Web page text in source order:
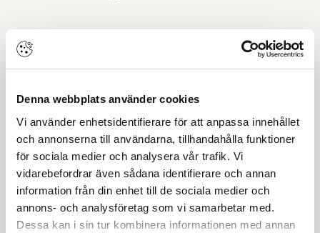
Denna webbplats använder cookies
Vi använder enhetsidentifierare för att anpassa innehållet
och annonserna till användarna, tillhandahålla funktioner
för sociala medier och analysera vår trafik. Vi
vidarebefordrar även sådana identifierare och annan
information från din enhet till de sociala medier och
annons- och analysföretag som vi samarbetar med.
Dessa kan i sin tur kombinera informationen med annan
Skapa konto
beställa, se priser,
produktblad, ritningar, monteringsbeskrivningar samt
övriga dokument.
Filmer